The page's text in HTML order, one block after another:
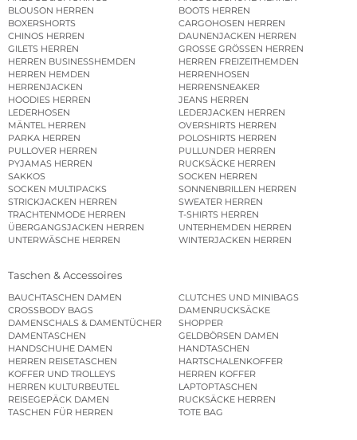
BLOUSON HERREN
BOOTS HERREN
BOXERSHORTS
CARGOHOSEN HERREN
CHINOS HERREN
DAUNENJACKEN HERREN
GILETS HERREN
GROSSE GRÖSSEN HERREN
HERREN BUSINESSHEMDEN
HERREN FREIZEITHEMDEN
HERREN HEMDEN
HERRENHOSEN
HERRENJACKEN
HERRENSNEAKER
HOODIES HERREN
JEANS HERREN
LEDERHOSEN
LEDERJACKEN HERREN
MÄNTEL HERREN
OVERSHIRTS HERREN
PARKA HERREN
POLOSHIRTS HERREN
PULLOVER HERREN
PULLUNDER HERREN
PYJAMAS HERREN
RUCKSÄCKE HERREN
SAKKOS
SOCKEN HERREN
SOCKEN MULTIPACKS
SONNENBRILLEN HERREN
STRICKJACKEN HERREN
SWEATER HERREN
TRACHTENMODE HERREN
T-SHIRTS HERREN
ÜBERGANGSJACKEN HERREN
UNTERHEMDEN HERREN
UNTERWÄSCHE HERREN
WINTERJACKEN HERREN
Taschen & Accessoires
BAUCHTASCHEN DAMEN
CLUTCHES UND MINIBAGS
CROSSBODY BAGS
DAMENRUCKSÄCKE
DAMENSCHALS & DAMENTÜCHER
SHOPPER
DAMENTASCHEN
GELDBÖRSEN DAMEN
HANDSCHUHE DAMEN
HANDTASCHEN
HERREN REISETASCHEN
HARTSCHALENKOFFER
KOFFER UND TROLLEYS
HERREN KOFFER
HERREN KULTURBEUTEL
LAPTOPTASCHEN
REISEGEPÄCK DAMEN
RUCKSÄCKE HERREN
TASCHEN FÜR HERREN
TOTE BAG